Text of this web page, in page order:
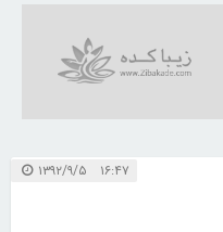
۱۶:۴۷ ۱۳۹۲/۹/۵